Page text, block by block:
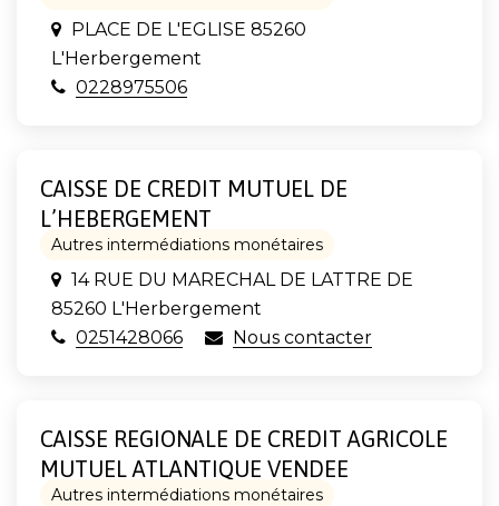
PLACE DE L'EGLISE 85260
L'Herbergement
0228975506
CAISSE DE CREDIT MUTUEL DE
L’HEBERGEMENT
Autres intermédiations monétaires
14 RUE DU MARECHAL DE LATTRE DE
85260 L'Herbergement
0251428066
Nous contacter
CAISSE REGIONALE DE CREDIT AGRICOLE
MUTUEL ATLANTIQUE VENDEE
Autres intermédiations monétaires